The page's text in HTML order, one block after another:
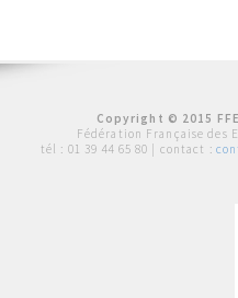
Copyright © 2015
Fédération Française des
tél : 01 39 44 65 80 | contact :